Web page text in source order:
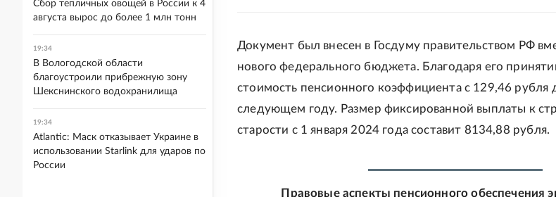
Документ был внесен в Госдуму правительством РФ
нового федерального бюджета. Благодаря его
стоимость пенсионного коэффициента с 129,46 рубля
следующем году. Размер фиксированной выплаты к
старости с 1 января 2024 года составит 8134,88 рубля.
Правовые аспекты пенсионного обеспечения
Сбор тепличных овощей в России к 4
августа вырос до более 1 млн тонн
19:34
В Вологодской области
благоустроили прибрежную зону
Шекснинского водохранилища
19:34
Atlantic: Маск отказывает Украине в
использовании Starlink для ударов по
России